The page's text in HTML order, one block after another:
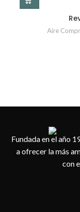
Aire
Fundada en el año
a ofrecer la más
con